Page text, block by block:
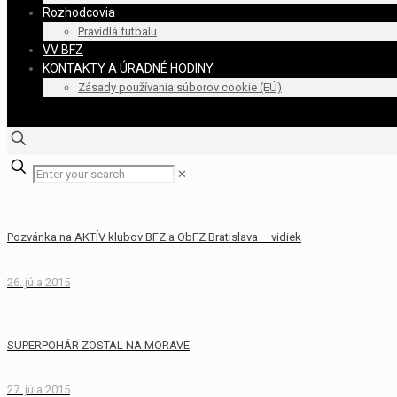
Rozhodcovia
Pravidlá futbalu
VV BFZ
KONTAKTY A ÚRADNÉ HODINY
Zásady používania súborov cookie (EÚ)
✕
Pozvánka na AKTÍV klubov BFZ a ObFZ Bratislava – vidiek
26. júla 2015
SUPERPOHÁR ZOSTAL NA MORAVE
27. júla 2015